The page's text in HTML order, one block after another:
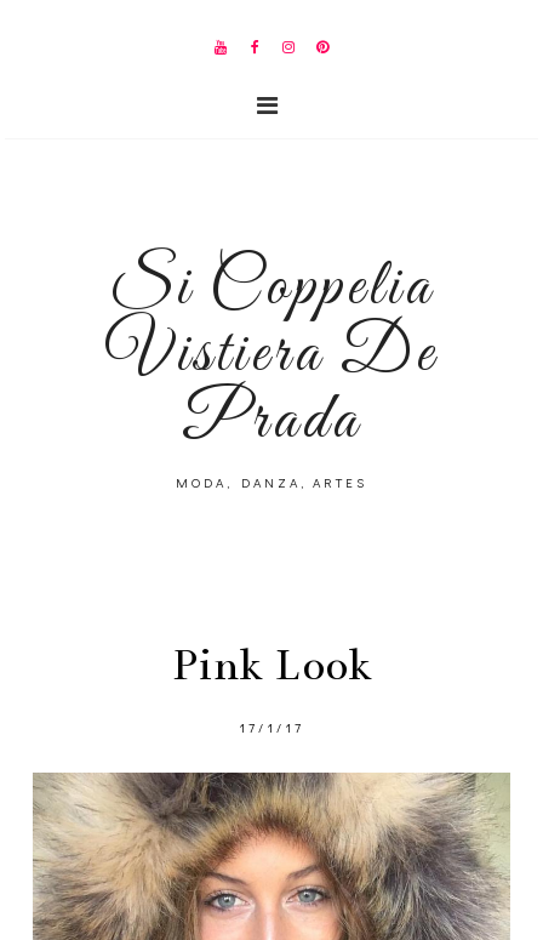
Si Coppelia
Vistiera De
Prada
MODA, DANZA, ARTES
Pink Look
17/1/17